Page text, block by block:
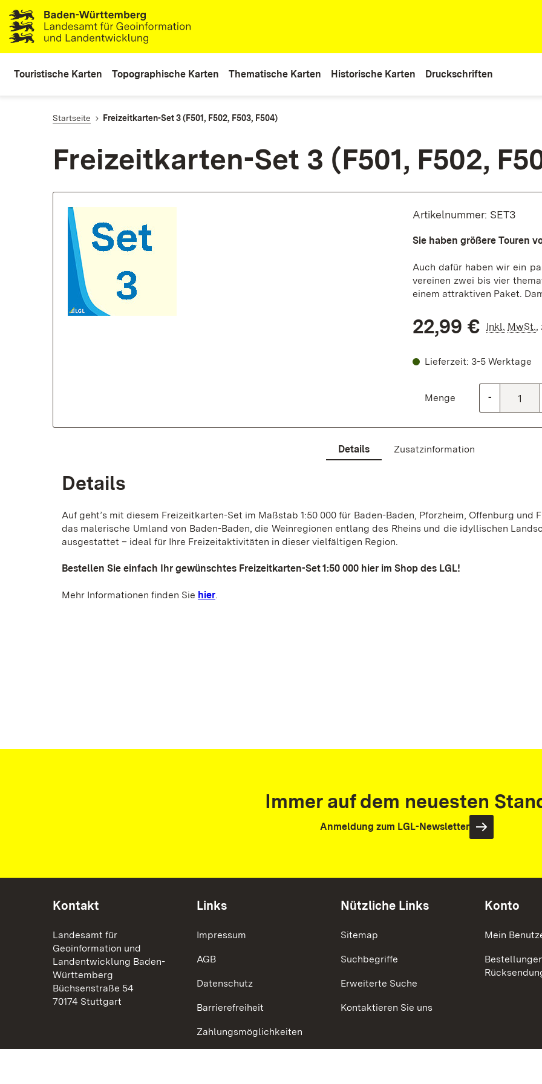
Touristische Karten Topographische Karten Thematische Karten Historische Karten Druckschriften
Startseite Freizeitkarten-Set 3 (F501, F502, F503, F504)
Freizeitkarten-Set 3 (F501, F502,
Artikelnummer: SET3
Sie haben größere Touren
Auch dafür haben wir ein
vereinen zwei bis vier
einem attraktiven Paket.
22,99 € Inkl. MwSt.
Lieferzeit: 3-5 Werktage
Menge -
Details Zusatzinformation
Details
Auf geht’s mit diesem Freizeitkarten-Set im Maßstab 1:50 000 für Baden-Baden, Pforzheim, Offenburg
das malerische Umland von Baden-Baden, die Weinregionen entlang des Rheins und die idyllischen
ausgestattet – ideal für Ihre Freizeitaktivitäten in dieser vielfältigen Region.
Bestellen Sie einfach Ihr gewünschtes Freizeitkarten-Set 1:50 000 hier im Shop des LGL!
Mehr Informationen finden Sie hier.
Immer auf dem neuesten
Anmeldung zum LGL-Newsletter
Kontakt
Landesamt für
Geoinformation und
Landentwicklung Baden-
Württemberg
Büchsenstraße 54
70174 Stuttgart
Links
Impressum
AGB
Datenschutz
Barrierefreiheit
Zahlungsmöglichkeiten
Nützliche Links
Sitemap
Suchbegriffe
Erweiterte Suche
Kontaktieren Sie uns
Konto
Mein